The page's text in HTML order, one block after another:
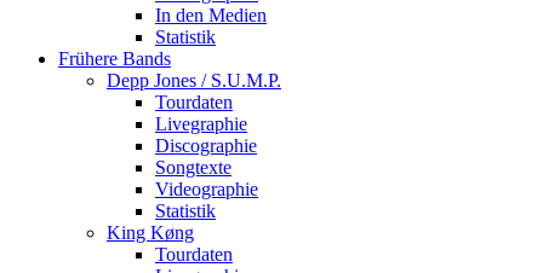
In den Medien
Statistik
Frühere Bands
Depp Jones / S.U.M.P.
Tourdaten
Livegraphie
Discographie
Songtexte
Videographie
Statistik
King Køng
Tourdaten